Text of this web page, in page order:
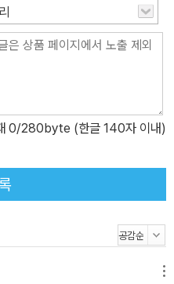
을 다룸으로써, 고전 『데미안』
을 남긴다.
0/280byte (한글 140자 이내)